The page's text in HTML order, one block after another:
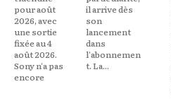
pour août
2026, avec
une sortie
fixée au 4
août 2026.
Sony n'a pas
encore
il arrive dès
son
lancement
dans
l'abonnemen
t. La...